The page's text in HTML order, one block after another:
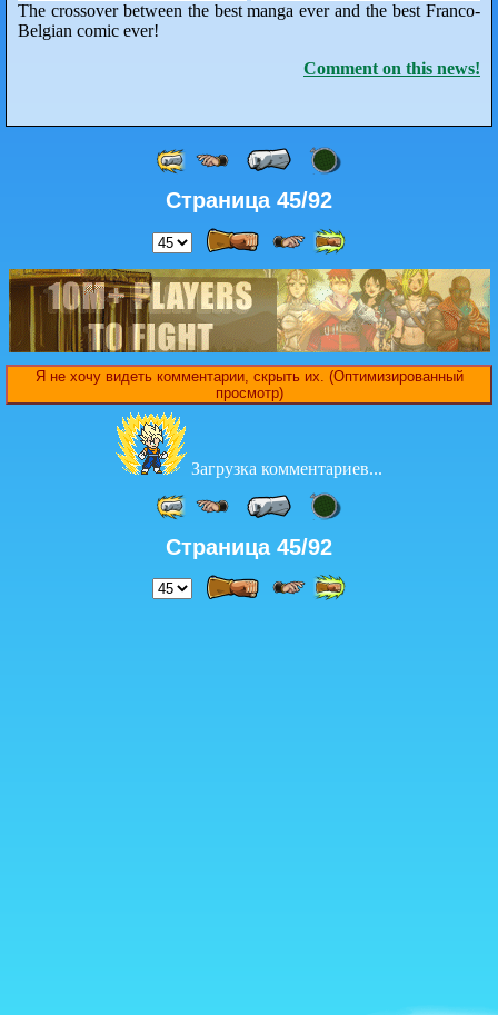
The crossover between the best manga ever and the best Franco-
Belgian comic ever!
Comment on this news!
Страница 45/92
Я не хочу видеть комментарии, скрыть их. (Оптимизированный
просмотр)
Загрузка комментариев...
Страница 45/92